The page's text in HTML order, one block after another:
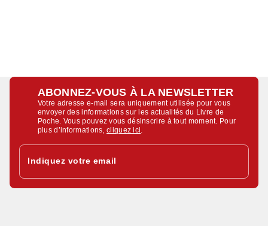
ABONNEZ-VOUS À LA NEWSLETTER
Votre adresse e-mail sera uniquement utilisée pour vous
envoyer des informations sur les actualités du Livre de
Poche. Vous pouvez vous désinscrire à tout moment. Pour
plus d’informations,cliquez ici
Indiquez votre email